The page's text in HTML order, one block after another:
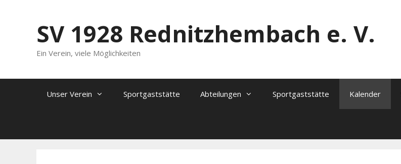
SV 1928 Rednitzhembach e. V.
Ein Verein, viele Möglichkeiten
Unser Verein Sportgaststätte Abteilungen Sportgaststätte Kalender